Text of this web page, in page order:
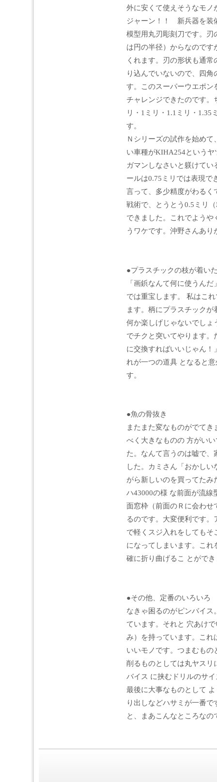
外に安くて使えそうなモノ
ジャーン！！ 新兵器を装
模型用丸刃彫刻刀です。刃
は円の半径）からなので
くれます。刃の形状も通
り込んでいないので、四
す。このスーパーウエポン
チャレンジできたのです。
リ・1ミリ・1.1ミリ・1.35
す。
Ｎシリーズの試作を始め
い車種がKIHA254という
ガマンしなさいと躾けて
ールは0.75ミリでは表現で
言って、多少精度がわるく
戦術で、とうとう0.5ミリ
できました。これでよう
うワケです。沖野さんあり
●プラスチックの枝が着い
「画鋲なんて何に使うん
では重宝します。 私はこ
ます。柄にプラスチック
何か楽しげじゃないでしょ
でチクと突いてやります
に交換すればいいじゃん
れが一つの道具 となると
す。
●魚の骨抜き
またまた変なものがでて
べく大きなものの 方がい
た。なんて言うのは嘘で
した。カミさん「おかし
がら新しいのを買ってた
ハ43000の様 な前面が流
面窓枠（前面のＲに会わせ
るのです。大変便利です
で軽くスジ入れをしても
になってしまいます。こ
確に折り曲げるこ とがで
●その他、定番のいろいろ
なきゃ困るのがピンバイ
ています。それと 穴あけ
み）を持っています。これ
いいモノです。つまむも
削るものとしては丸ヤスリ
バイス に挟むドリルのサ
最後に大事なものとして
り出しなどハサミが一番
と、まあこんなところな